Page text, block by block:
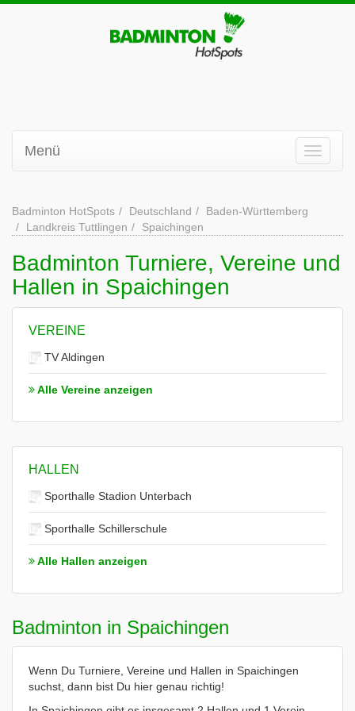
Menü
Badminton HotSpots Deutschland
Baden-Württemberg
Landkreis Tuttlingen
Spaichingen
Badminton Turniere, Vereine und
Hallen in Spaichingen
VEREINE
TV Aldingen
Alle Vereine anzeigen
HALLEN
Sporthalle Stadion Unterbach
Sporthalle Schillerschule
Alle Hallen anzeigen
Badminton in Spaichingen
Wenn Du Turniere, Vereine und Hallen in Spaichingen
suchst, dann bist Du hier genau richtig!